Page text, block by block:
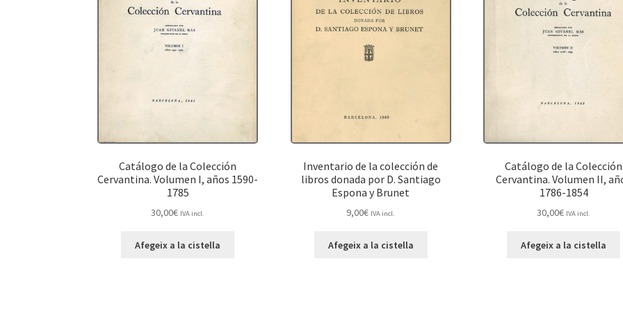
Catálogo de la Colección
Cervantina. Volumen I, años 1590-
1785
30,00€ IVA incl.
Afegeix a la cistella
Inventario de la colección de
libros donada por D. Santiago
Espona y Brunet
9,00€ IVA incl.
Afegeix a la cistella
Catálogo de la Colección
Cervantina. Volumen II,
1786-1854
30,00€ IVA incl.
Afegeix a la cistella